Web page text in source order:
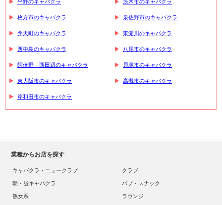
枚方市のキャバクラ 泉佐野市のキャバクラ
弁天町のキャバクラ 東淀川のキャバクラ
西中島のキャバクラ 八尾市のキャバクラ
阿倍野 - 西田辺のキャバクラ 貝塚市のキャバクラ
東大阪市のキャバクラ 高槻市のキャバクラ
岸和田市のキャバクラ
業種からお店を探す
キャバクラ・ニュークラブ
クラブ
朝・昼キャバクラ
パブ・スナック
熟女系
ラウンジ